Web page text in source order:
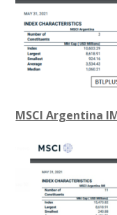
MSCI Argentina